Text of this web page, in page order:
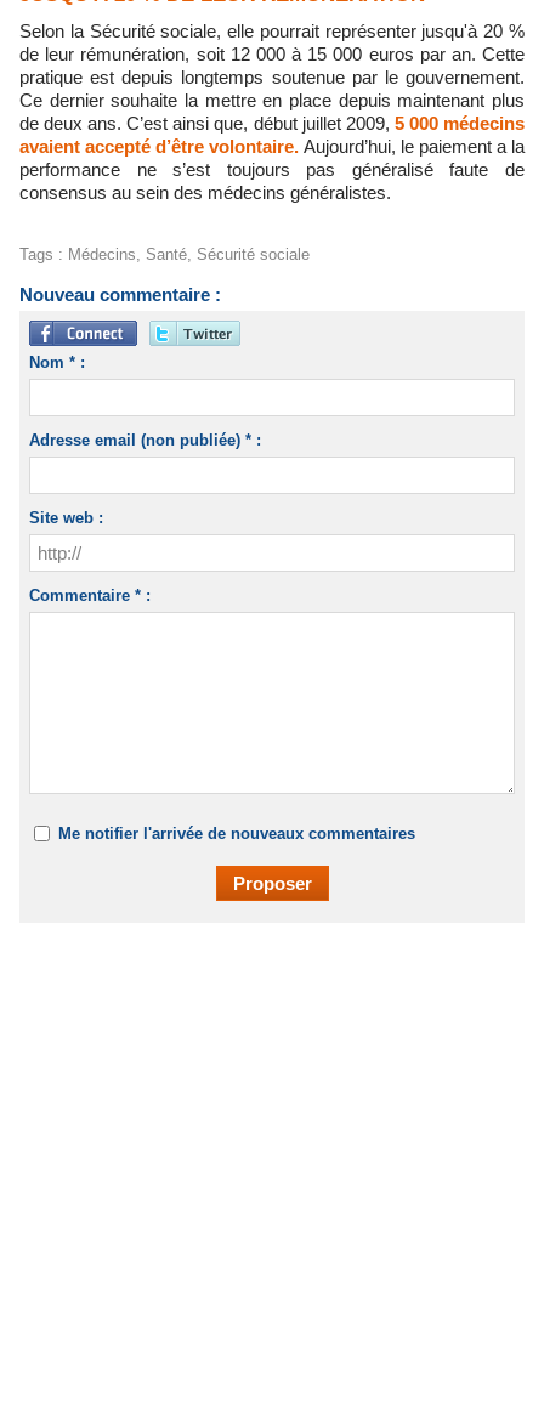
Selon la Sécurité sociale, elle pourrait représenter jusqu'à 20 %
de leur rémunération, soit 12 000 à 15 000 euros par an. Cette
pratique est depuis longtemps soutenue par le gouvernement.
Ce dernier souhaite la mettre en place depuis maintenant plus
de deux ans. C’est ainsi que, début juillet 2009, 5 000 médecins
avaient accepté d’être volontaire. Aujourd’hui, le paiement a la
performance ne s’est toujours pas généralisé faute de
consensus au sein des médecins généralistes.
Tags : Médecins, Santé, Sécurité sociale
Nouveau commentaire :
Nom * :
Adresse email (non publiée) * :
Site web :
Commentaire * :
Me notifier l'arrivée de nouveaux commentaires